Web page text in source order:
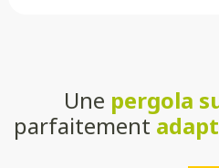
Une pergola
parfaitement